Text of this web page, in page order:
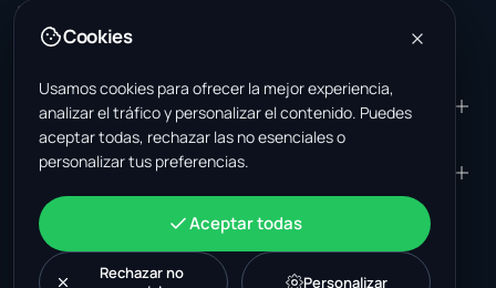
office@wastemarkt.com
PRODUCTO
Mercado
Materiales — venta
Materiales — compra
Empleos (EE. UU.)
Maquinaria
RESOURCES
Supplier Academy
Mercado de chatarrería en
EMPRESA
About Us
Soporte
Términos y condiciones
Política de cookies
CUENTA
Iniciar sesión
Crear una cuenta
Cookies
Usamos cookies para ofrecer la mejor experiencia,
analizar el tráfico y personalizar el contenido. Puedes
aceptar todas, rechazar las no esenciales o
personalizar tus preferencias.
Aceptar todas
Rechazar no
Personalizar